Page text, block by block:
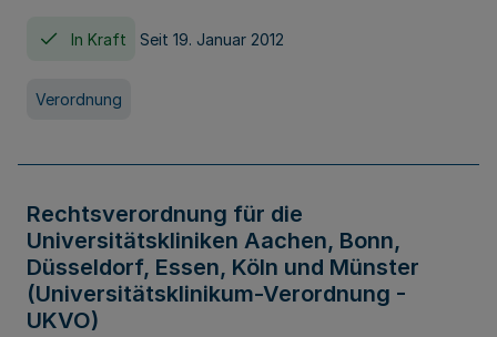
In Kraft Seit 19. Januar 2012
Verordnung
Rechtsverordnung für die
Universitätskliniken Aachen, Bonn,
Düsseldorf, Essen, Köln und Münster
(Universitätsklinikum-Verordnung -
UKVO)